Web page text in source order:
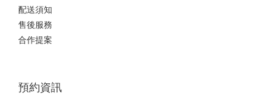
配送須知
售後服務
合作提案
預約資訊